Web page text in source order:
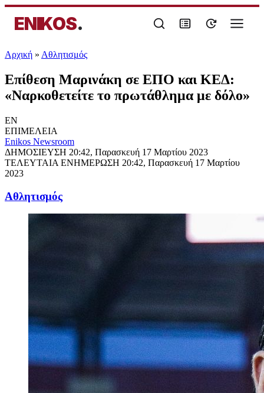
ENIKOS.
Αρχική » Αθλητισμός
Επίθεση Μαρινάκη σε ΕΠΟ και ΚΕΔ:
«Ναρκοθετείτε το πρωτάθλημα με δόλο»
EN
ΕΠΙΜΕΛΕΙΑ
Enikos Newsroom
ΔΗΜΟΣΙΕΥΣΗ 20:42, Παρασκευή 17 Μαρτίου 2023
ΤΕΛΕΥΤΑΙΑ ΕΝΗΜΕΡΩΣΗ 20:42, Παρασκευή 17 Μαρτίου
2023
Αθλητισμός